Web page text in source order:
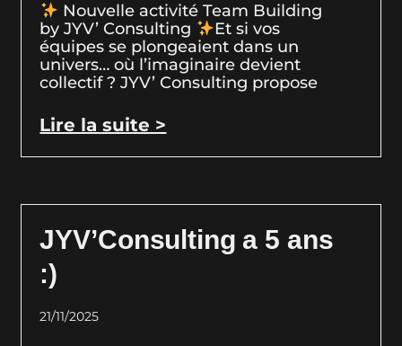
Nouvelle activité Team Building
by JYV’ Consulting
Et si vos
équipes se plongeaient dans un
univers… où l’imaginaire devient
collectif ? JYV’ Consulting propose
Lire la suite >
JYV’Consulting a 5 ans
:)
21/11/2025